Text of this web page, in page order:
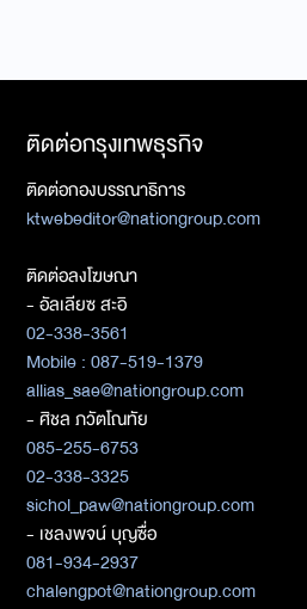
ติดต่อกรุงเทพธุรกิจ
ติดต่อกองบรรณาธิการ
ktwebeditor@nationgroup.com
ติดต่อลงโฆษณา
- อัลเลียซ สะอิ
02-338-3561
Mobile : 087-519-1379
allias_sae@nationgroup.com
- ศิชล ภวัตโณทัย
085-255-6753
02-338-3325
sichol_paw@nationgroup.com
- เชลงพจน์ บุญซื่อ
081-934-2937
chalengpot@nationgroup.com